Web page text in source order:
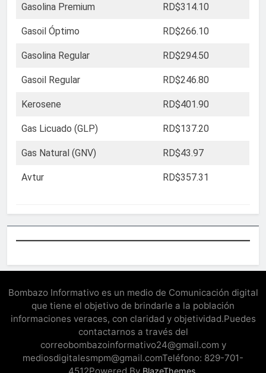
Gasolina Premium
RD$314.10
Gasoil Óptimo RD$266.10
Gasolina Regular RD$294.50
Gasoil Regular RD$246.80
Kerosene RD$401.90
Gas Licuado (GLP) RD$137.20
Gas Natural (GNV) RD$43.97
Avtur RD$357.31
Bombazo Informativo es un medio de Comunicación digital
que tiene el objetivo de brindarle a la población
informaciones veraces, con claridad y objetividad.Puedes
contactarnos a través del
correobombazoinformativo24@gmail.com y
mediosdigitalesmpm@gmail.comTeléfono: 829-701-
BlazeThemes